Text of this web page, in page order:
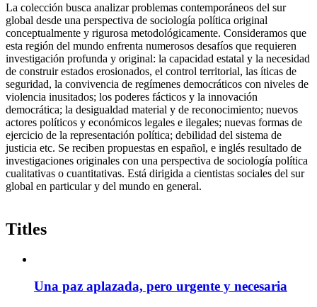
La colección busca analizar problemas contemporáneos del sur
global desde una perspectiva de sociología política original
conceptualmente y rigurosa metodológicamente. Consideramos que
esta región del mundo enfrenta numerosos desafíos que requieren
investigación profunda y original: la capacidad estatal y la necesidad
de construir estados erosionados, el control territorial, las íticas de
seguridad, la convivencia de regímenes democráticos con niveles de
violencia inusitados; los poderes fácticos y la innovación
democrática; la desigualdad material y de reconocimiento; nuevos
actores políticos y económicos legales e ilegales; nuevas formas de
ejercicio de la representación política; debilidad del sistema de
justicia etc. Se reciben propuestas en español, e inglés resultado de
investigaciones originales con una perspectiva de sociología política
cualitativas o cuantitativas. Está dirigida a cientistas sociales del sur
global en particular y del mundo en general.
Titles
Una paz aplazada, pero urgente y necesaria